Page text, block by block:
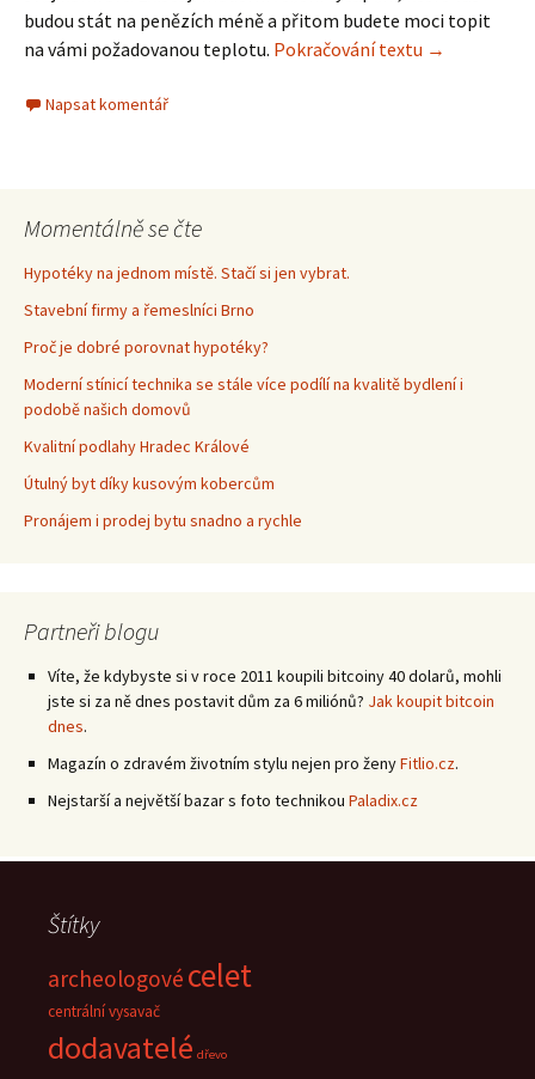
budou stát na penězích méně a přitom budete moci topit
na vámi požadovanou teplotu. Pokračování textu Topte levně
→
Napsat komentář
Momentálně se čte
Hypotéky na jednom místě. Stačí si jen vybrat.
Stavební firmy a řemeslníci Brno
Proč je dobré porovnat hypotéky?
Moderní stínicí technika se stále více podílí na kvalitě bydlení i
podobě našich domovů
Kvalitní podlahy Hradec Králové
Útulný byt díky kusovým kobercům
Pronájem i prodej bytu snadno a rychle
Partneři blogu
Víte, že kdybyste si v roce 2011 koupili bitcoiny 40 dolarů, mohli
jste si za ně dnes postavit dům za 6 miliónů? Jak koupit bitcoin
dnes.
Magazín o zdravém životním stylu nejen pro ženyFitlio.cz.
Nejstarší a největší bazar s foto technikou Paladix.cz
Štítky
archeologové celet
centrální vysavač
dodavatelé dřevo